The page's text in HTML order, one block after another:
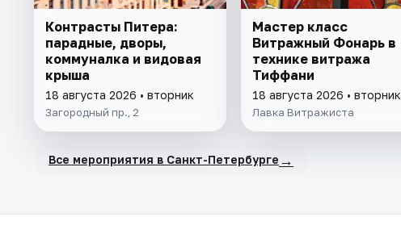
Контрасты Питера:
парадные, дворы,
коммуналка и видовая
крыша
18 августа 2026 • вторник
Загородный пр., 2
Мастер класс
Витражный Фонарь в
технике витража
Тиффани
18 августа 2026 • вторник
Лавка Витражиста
Все мероприятия в Санкт-Петербурге →